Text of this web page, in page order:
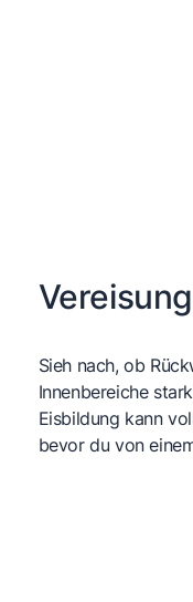
Sieh nach, ob
Innenbereiche
Eisbildung kann
bevor du von